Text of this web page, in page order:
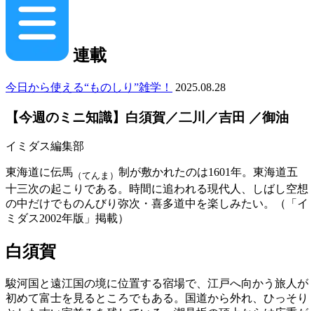
連載
今日から使える“ものしり”雑学！ 2025.08.28
【今週のミニ知識】白須賀／二川／吉田 ／御油
イミダス編集部
東海道に伝馬 （てんま） 制が敷かれたのは1601年。東海道五
十三次の起こりである。時間に追われる現代人、しばし空想
の中だけでものんびり弥次・喜多道中を楽しみたい。（「イ
ミダス2002年版」掲載）
白須賀
駿河国と遠江国の境に位置する宿場で、江戸へ向かう旅人が
初めて富士を見るところでもある。国道から外れ、ひっそり